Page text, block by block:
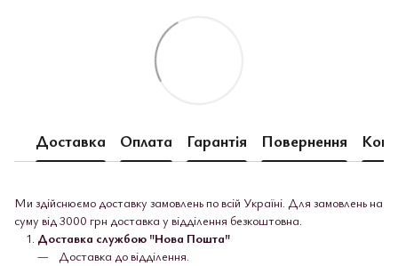
Доставка Оплата Гарантія Повернення
Ми здійснюємо доставку замовлень по всій Україні. Для замовлень на
суму від 3000 грн доставка у відділення безкоштовна.
Доставка службою "Нова Пошта"
Доставка до відділення.